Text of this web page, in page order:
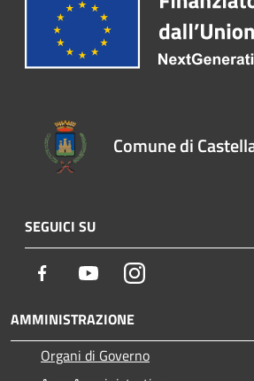
Comune di
SEGUICI SU
Facebook YoutubeInstagram
AMMINISTRAZIONE
Organi di Governo